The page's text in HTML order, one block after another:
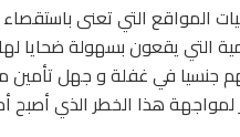
المواقع التي تعنى
التي يقعون بسهولة
جنسيا في غفلة و جهل
هذا الخطر الذي أصبح